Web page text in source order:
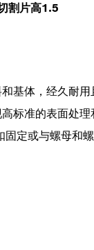
割片高1.5
基体，经久耐用
标准的表面处理
定或与螺母和